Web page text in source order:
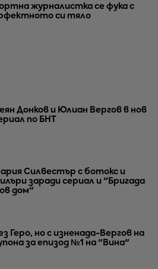
журналистка се фука с
си тяло
Донков и Юлиан Вергов в нов
по БНТ
Силвестър с ботокс и
заради сериал и "Бригада
дом"
Геро, но с изненада-Вергов на
за епизод №1 на "Вина"